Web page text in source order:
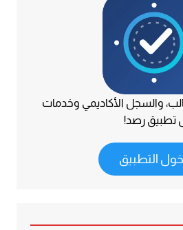
والسجل الأكاديمي وخدمات
تطبيق رصد!
التطبيق